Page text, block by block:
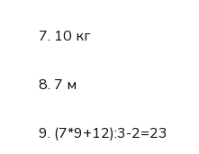
10 кг
7 м
(7*9+12):3-2=23